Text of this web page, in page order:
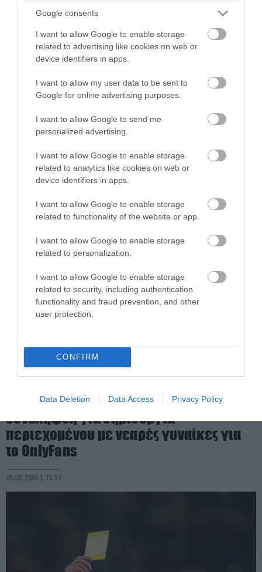
Google consents
I want to allow Google to enable storage
related to advertising like cookies on web or
device identifiers in apps.
I want to allow my user data to be sent to
Google for online advertising purposes.
I want to allow Google to send me
personalized advertising.
I want to allow Google to enable storage
related to analytics like cookies on web or
device identifiers in apps.
I want to allow Google to enable storage
related to functionality of the website or app.
I want to allow Google to enable storage
related to personalization.
I want to allow Google to enable storage
related to security, including authentication
functionality and fraud prevention, and other
user protection.
CONFIRM
Data Deletion Data Access Privacy Policy
PRONEWS.GR /ΠΑΡΑΣΚΗΝΙΟ
Ντίντα: Το παραμορφωμένο του δάχτυλο
έγινε viral μετά την εμφάνισή του σε
τελετή της Μίλαν (φώτο)
05.08.2026 | 12:03
ΗΠΑ: Πρώην μπασκετμπολίστας
συνελήφθη για δημιουργία
περιεχομένου με νεαρές γυναίκες για
το OnlyFans
05.08.2026 | 11:57